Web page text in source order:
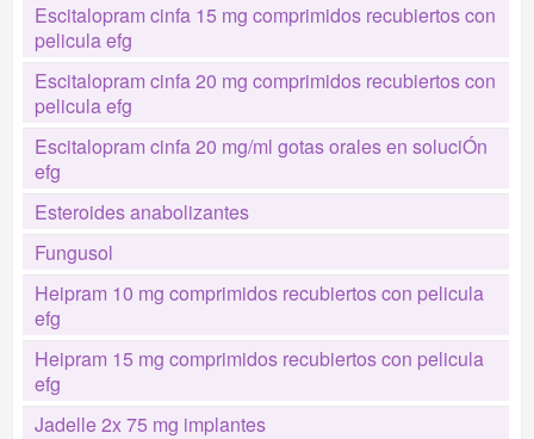
Escitalopram cinfa 15 mg comprimidos recubiertos con
pelicula efg
Escitalopram cinfa 20 mg comprimidos recubiertos con
pelicula efg
Escitalopram cinfa 20 mg/ml gotas orales en soluciÓn
efg
Esteroides anabolizantes
Fungusol
Heipram 10 mg comprimidos recubiertos con pelicula
efg
Heipram 15 mg comprimidos recubiertos con pelicula
efg
Jadelle 2x 75 mg implantes